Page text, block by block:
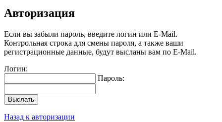
Авторизация
Если вы забыли пароль, введите логин или E-Mail.
Контрольная строка для смены пароля, а также ваши
регистрационные данные, будут высланы вам по E-Mail.
Логин:
Пароль:
Выслать
Назад к авторизации